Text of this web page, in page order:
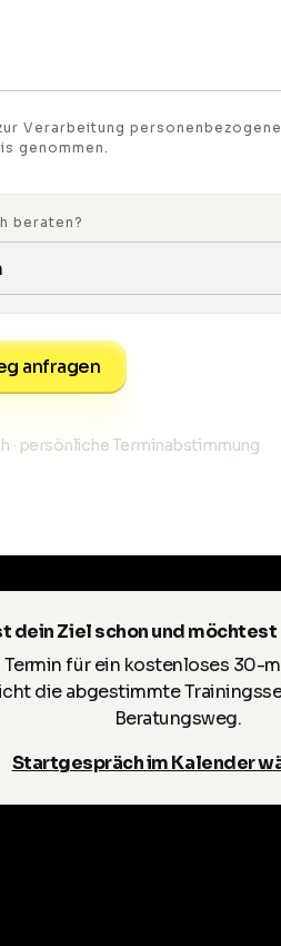
Verarbeitung
genommen.
beraten?
· persönliche Terminabstimmung
dein Ziel schon und
für ein kostenloses 30-
die abgestimmte
Beratungsweg.
Startgespräch im Kalender